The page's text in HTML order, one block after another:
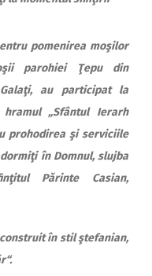
pomenirea moşilor
parohiei Ţepu din
au participat la
„Sfântul Ierarh
prohodirea şi serviciile
în Domnul, slujba
Părinte Casian,
în stil ştefanian,